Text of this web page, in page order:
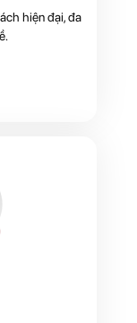
hiện đại, đa